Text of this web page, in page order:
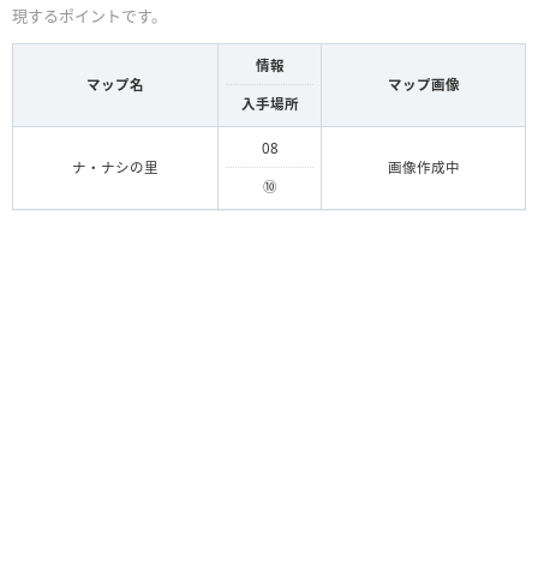
現するポイントです。
マップ名
情報
入手場所
マップ画像
ナ・ナシの里
08
⑩
画像作成中